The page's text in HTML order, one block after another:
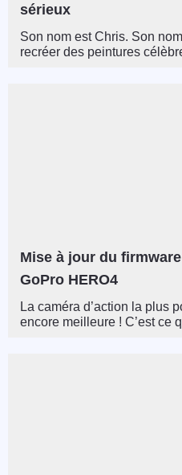
sérieux
Son nom est Chris. Son
recréer des peintures
Mise à jour du
GoPro HERO4
La caméra d’action la plus
encore meilleure ! C’est ce